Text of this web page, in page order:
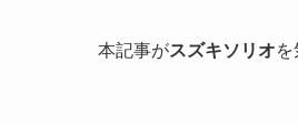
本記事がスズキソリオ